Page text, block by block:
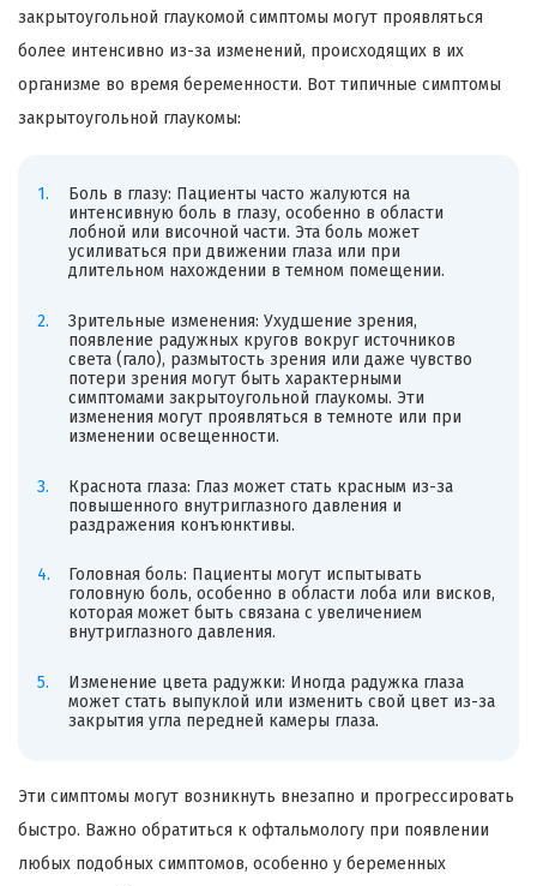
закрытоугольной глаукомой симптомы могут проявляться
более интенсивно из-за изменений, происходящих в их
организме во время беременности. Вот типичные симптомы
закрытоугольной глаукомы:
Боль в глазу: Пациенты часто жалуются на
интенсивную боль в глазу, особенно в области
лобной или височной части. Эта боль может
усиливаться при движении глаза или при
длительном нахождении в темном помещении.
Зрительные изменения: Ухудшение зрения,
появление радужных кругов вокруг источников
света (гало), размытость зрения или даже чувство
потери зрения могут быть характерными
симптомами закрытоугольной глаукомы. Эти
изменения могут проявляться в темноте или при
изменении освещенности.
Краснота глаза: Глаз может стать красным из-за
повышенного внутриглазного давления и
раздражения конъюнктивы.
Головная боль: Пациенты могут испытывать
головную боль, особенно в области лоба или висков,
которая может быть связана с увеличением
внутриглазного давления.
Изменение цвета радужки: Иногда радужка глаза
может стать выпуклой или изменить свой цвет из-за
закрытия угла передней камеры глаза.
Эти симптомы могут возникнуть внезапно и прогрессировать
быстро. Важно обратиться к офтальмологу при появлении
любых подобных симптомов, особенно у беременных